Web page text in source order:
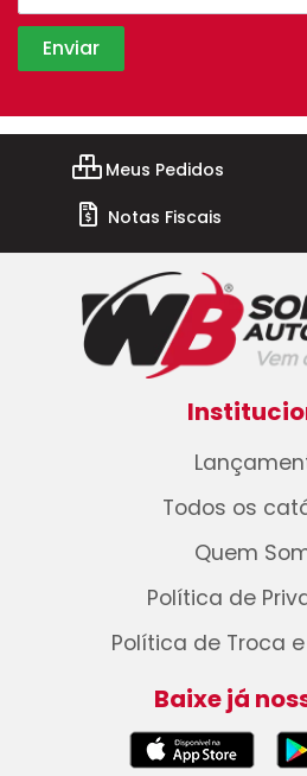
Meus Pedidos
Notas Fiscais
Todos os
Quem
Política de
Política de Troca
Baixe já